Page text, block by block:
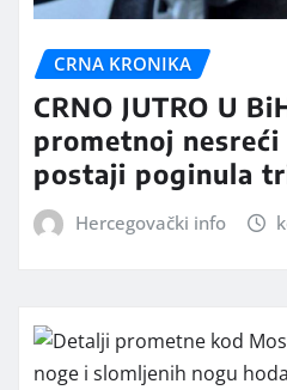
CRNA KRONIKA
CRNO JUTRO U
prometnoj
postaji poginula
Hercegovački info